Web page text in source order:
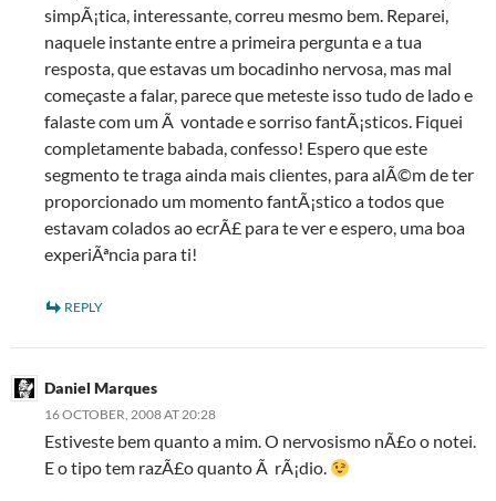
simpÃ¡tica, interessante, correu mesmo bem. Reparei,
naquele instante entre a primeira pergunta e a tua
resposta, que estavas um bocadinho nervosa, mas mal
começaste a falar, parece que meteste isso tudo de lado e
falaste com um Ã vontade e sorriso fantÃ¡sticos. Fiquei
completamente babada, confesso! Espero que este
segmento te traga ainda mais clientes, para alÃ©m de ter
proporcionado um momento fantÃ¡stico a todos que
estavam colados ao ecrÃ£ para te ver e espero, uma boa
experiÃªncia para ti!
REPLY
Daniel Marques
16 OCTOBER, 2008 AT 20:28
Estiveste bem quanto a mim. O nervosismo nÃ£o o notei.
E o tipo tem razÃ£o quanto Ã rÃ¡dio.